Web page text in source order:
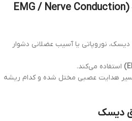
۳. تست عصب و عضله (EMG / Nerve Conduction
نوروپاتی یا آسیب عضلانی دشوار
استفاده می‌کند.
هدایت عصبی مختل شده و کدام ریشه